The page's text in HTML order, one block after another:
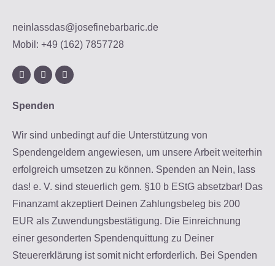
neinlassdas@josefinebarbaric.de
Mobil: +49 (162) 7857728
Spenden
Wir sind unbedingt auf die Unterstützung von
Spendengeldern angewiesen, um unsere Arbeit weiterhin
erfolgreich umsetzen zu können. Spenden an Nein, lass
das! e. V. sind steuerlich gem. §10 b EStG absetzbar! Das
Finanzamt akzeptiert Deinen Zahlungsbeleg bis 200
EUR als Zuwendungsbestätigung. Die Einreichnung
einer gesonderten Spendenquittung zu Deiner
Steuererklärung ist somit nicht erforderlich. Bei Spenden